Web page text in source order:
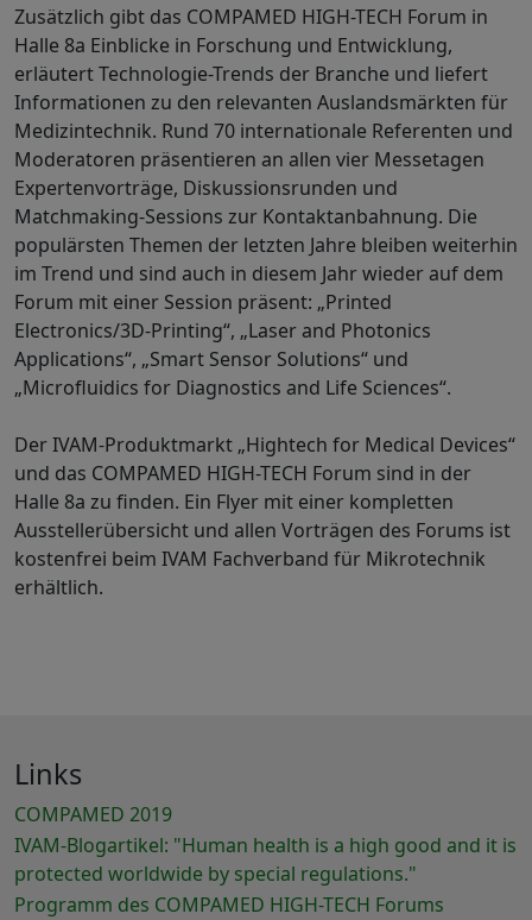
Zusätzlich gibt das COMPAMED HIGH-TECH Forum in
Halle 8a Einblicke in Forschung und Entwicklung,
erläutert Technologie-Trends der Branche und liefert
Informationen zu den relevanten Auslandsmärkten für
Medizintechnik. Rund 70 internationale Referenten und
Moderatoren präsentieren an allen vier Messetagen
Expertenvorträge, Diskussionsrunden und
Matchmaking-Sessions zur Kontaktanbahnung. Die
populärsten Themen der letzten Jahre bleiben weiterhin
im Trend und sind auch in diesem Jahr wieder auf dem
Forum mit einer Session präsent: „Printed
Electronics/3D-Printing“, „Laser and Photonics
Applications“, „Smart Sensor Solutions“ und
„Microfluidics for Diagnostics and Life Sciences“.
Der IVAM-Produktmarkt „Hightech for Medical Devices“
und das COMPAMED HIGH-TECH Forum sind in der
Halle 8a zu finden. Ein Flyer mit einer kompletten
Ausstellerübersicht und allen Vorträgen des Forums ist
kostenfrei beim IVAM Fachverband für Mikrotechnik
erhältlich.
Links
COMPAMED 2019
IVAM-Blogartikel: "Human health is a high good and it is
protected worldwide by special regulations."
Programm des COMPAMED HIGH-TECH Forums